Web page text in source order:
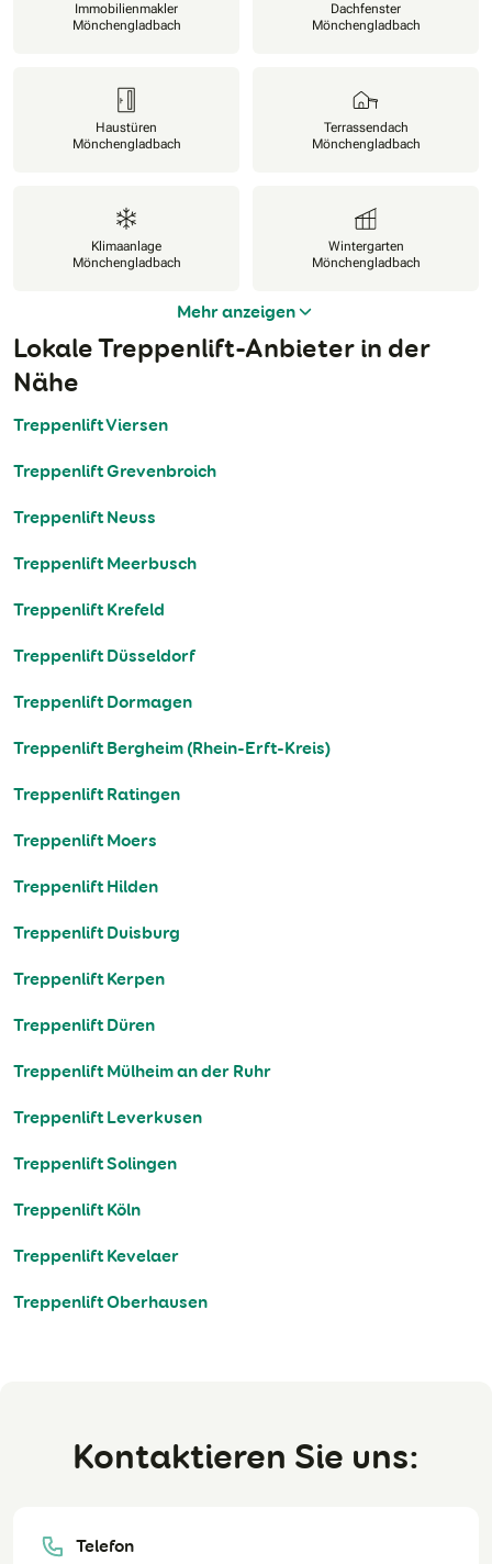
Immobilienmakler
Mönchengladbach
Dachfenster
Mönchengladbach
Haustüren
Mönchengladbach
Terrassendach
Mönchengladbach
Klimaanlage
Mönchengladbach
Wintergarten
Mönchengladbach
Mehr anzeigen
Lokale Treppenlift-Anbieter in der
Nähe
Treppenlift Viersen
Treppenlift Grevenbroich
Treppenlift Neuss
Treppenlift Meerbusch
Treppenlift Krefeld
Treppenlift Düsseldorf
Treppenlift Dormagen
Treppenlift Bergheim (Rhein-Erft-Kreis)
Treppenlift Ratingen
Treppenlift Moers
Treppenlift Hilden
Treppenlift Duisburg
Treppenlift Kerpen
Treppenlift Düren
Treppenlift Mülheim an der Ruhr
Treppenlift Leverkusen
Treppenlift Solingen
Treppenlift Köln
Treppenlift Kevelaer
Treppenlift Oberhausen
Kontaktieren Sie uns:
Telefon